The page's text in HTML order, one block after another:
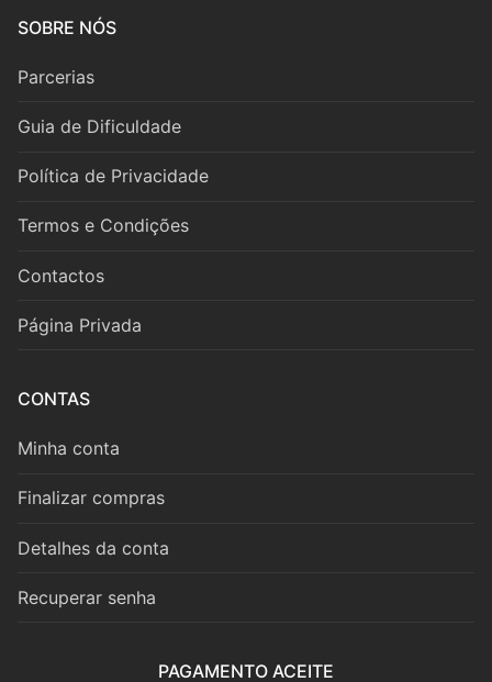
Madeiras
Trompa
Trompete
Trombone
Eufónio
Tuba
SOBRE NÓS
Parcerias
Guia de Dificuldade
Política de Privacidade
Termos e Condições
Contactos
Página Privada
CONTAS
Minha conta
Finalizar compras
Detalhes da conta
Recuperar senha
PAGAMENTO ACEITE